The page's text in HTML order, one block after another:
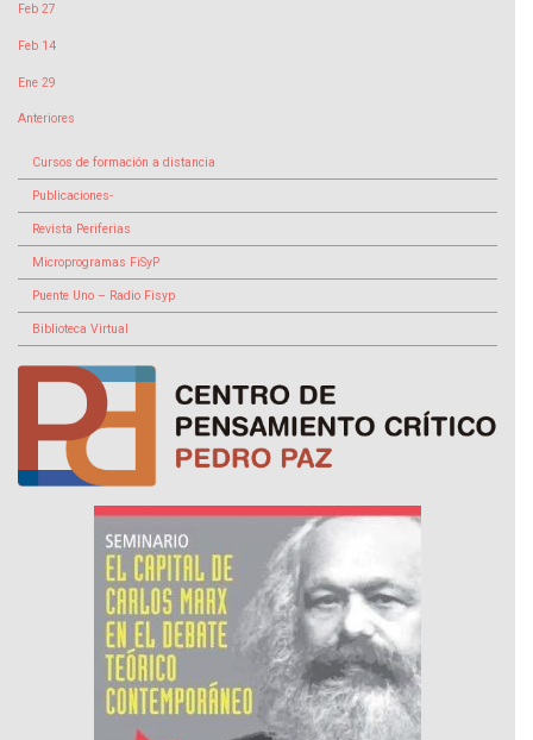
Feb 27
Feb 14
Ene 29
Anteriores
Cursos de formación a distancia
Publicaciones-
Revista Periferias
Microprogramas FiSyP
Puente Uno – Radio Fisyp
Biblioteca Virtual